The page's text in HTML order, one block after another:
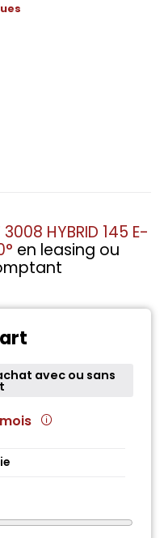
3008 HYBRID 145 E-
en leasing ou
avec ou sans